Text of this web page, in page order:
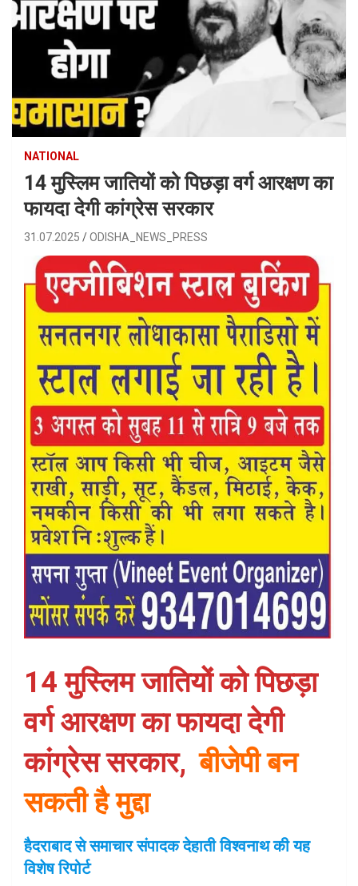
NATIONAL
14 मुस्लिम जातियों को पिछड़ा वर्ग आरक्षण का
फायदा देगी कांग्रेस सरकार
31.07.2025 ODISHA_NEWS_PRESS
14 मुस्लिम जातियों को पिछड़ा
वर्ग आरक्षण का फायदा देगी
कांग्रेस सरकार, बीजेपी बन
सकती है मुद्दा
हैदराबाद से समाचार संपादक देहाती विश्वनाथ की यह
विशेष रिपोर्ट